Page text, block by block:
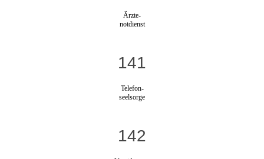
Ärzte-
notdienst
141
Telefon-
seelsorge
142